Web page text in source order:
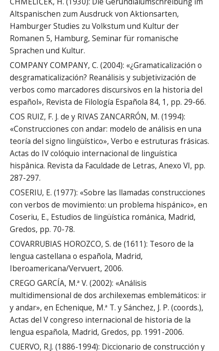
Altspanischen zum Ausdruck von Aktionsarten,
Hamburger Studies zu Volkstum und Kultur der
Romanen 5, Hamburg, Seminar für romanische
Sprachen und Kultur.
COMPANY COMPANY, C. (2004): «¿Gramaticalización o
desgramaticalización? Reanálisis y subjetivización de
verbos como marcadores discursivos en la historia del
español», Revista de Filología Española 84, 1, pp. 29-66.
COS RUIZ, F. J. de y RIVAS ZANCARRÓN, M. (1994):
«Construcciones con andar: modelo de análisis en una
teoría del signo lingüístico», Verbo e estruturas frásicas.
Actas do IV colóquio internacional de linguística
hispânica. Revista da Faculdade de Letras, Anexo VI, pp.
287-297.
COSERIU, E. (1977): «Sobre las llamadas construcciones
con verbos de movimiento: un problema hispánico», en
Coseriu, E., Estudios de lingüística románica, Madrid,
Gredos, pp. 70-78.
COVARRUBIAS HOROZCO, S. de (1611): Tesoro de la
lengua castellana o española, Madrid,
Iberoamericana/Vervuert, 2006.
CREGO GARCÍA, M.ª V. (2002): «Análisis
multidimensional de dos archilexemas emblemáticos: ir
y andar», en Echenique, M.ª T. y Sánchez, J. P. (coords.),
Actas del V congreso internacional de historia de la
lengua española, Madrid, Gredos, pp. 1991-2006.
CUERVO, R.J. (1886-1994): Diccionario de construcción y